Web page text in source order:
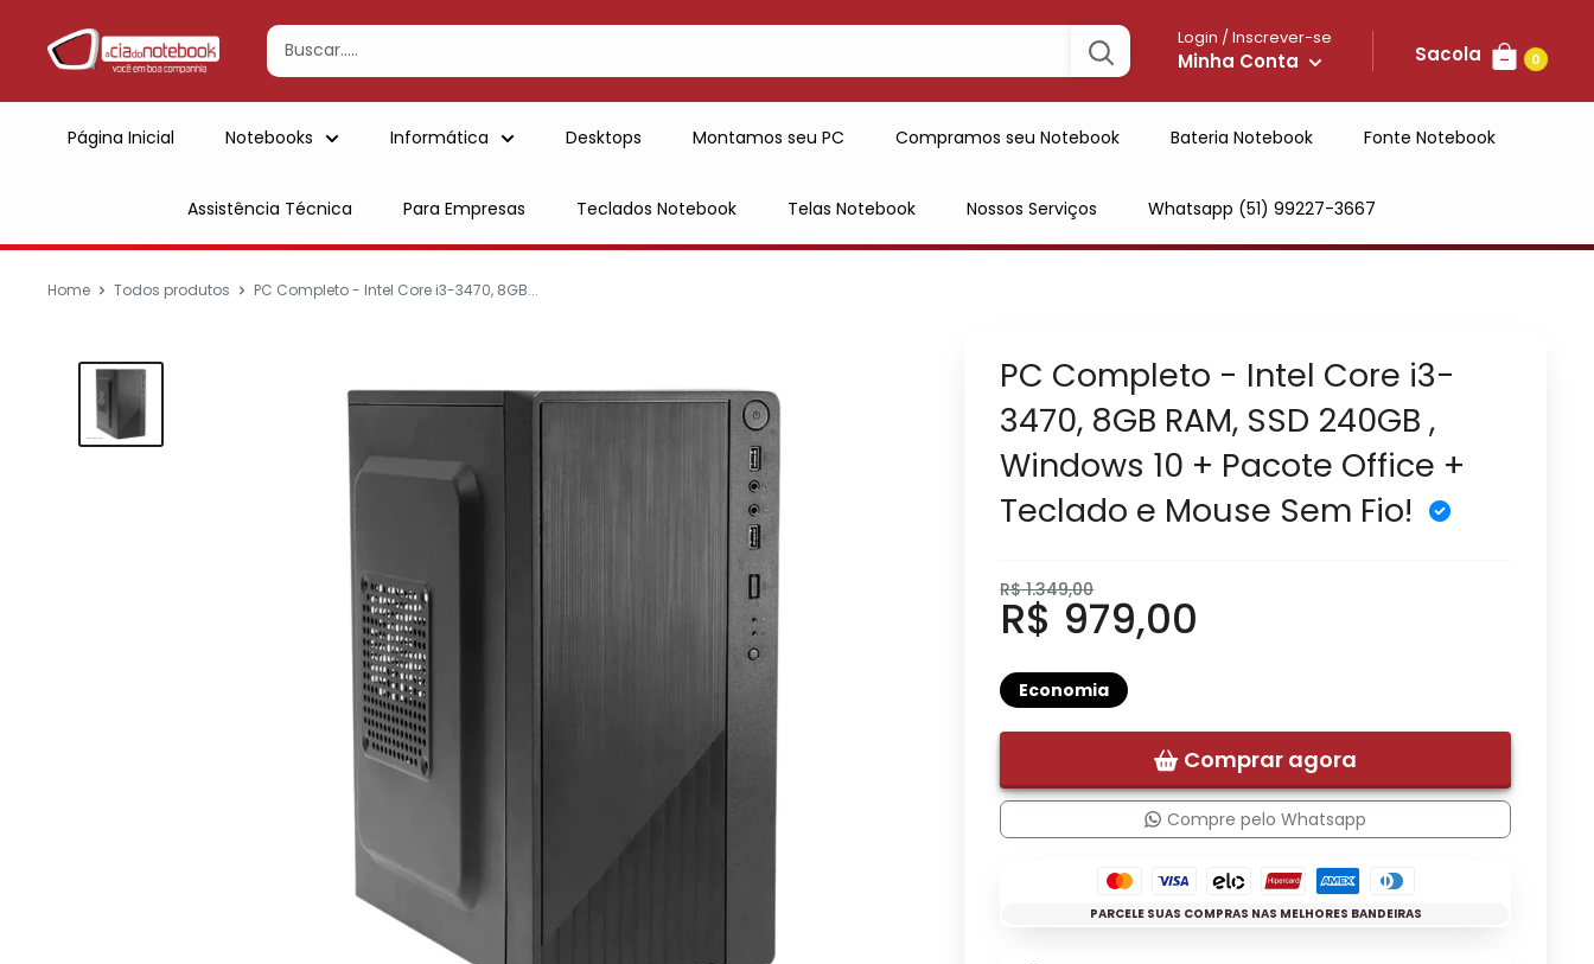
conteúdo
Login / Inscrever-se
Minha Conta Sacola 0
Página Inicial Notebooks Informática Desktops Montamos seu PC Compramos seu Notebook Bateria Notebook Fonte Notebook
Assistência Técnica Para Empresas Teclados Notebook Telas Notebook Nossos Serviços Whatsapp (51) 99227-3667
Home Todos produtos PC Completo - Intel Core i3-3470, 8GB...
PC Completo - Intel Core i3-
3470, 8GB RAM, SSD 240GB ,
Windows 10 + Pacote Office +
Teclado e Mouse Sem Fio!
R$ 1.349,00
R$ 979,00
Economia
Comprar agora
Compre pelo Whatsapp
PARCELE SUAS COMPRAS NAS MELHORES BANDEIRAS